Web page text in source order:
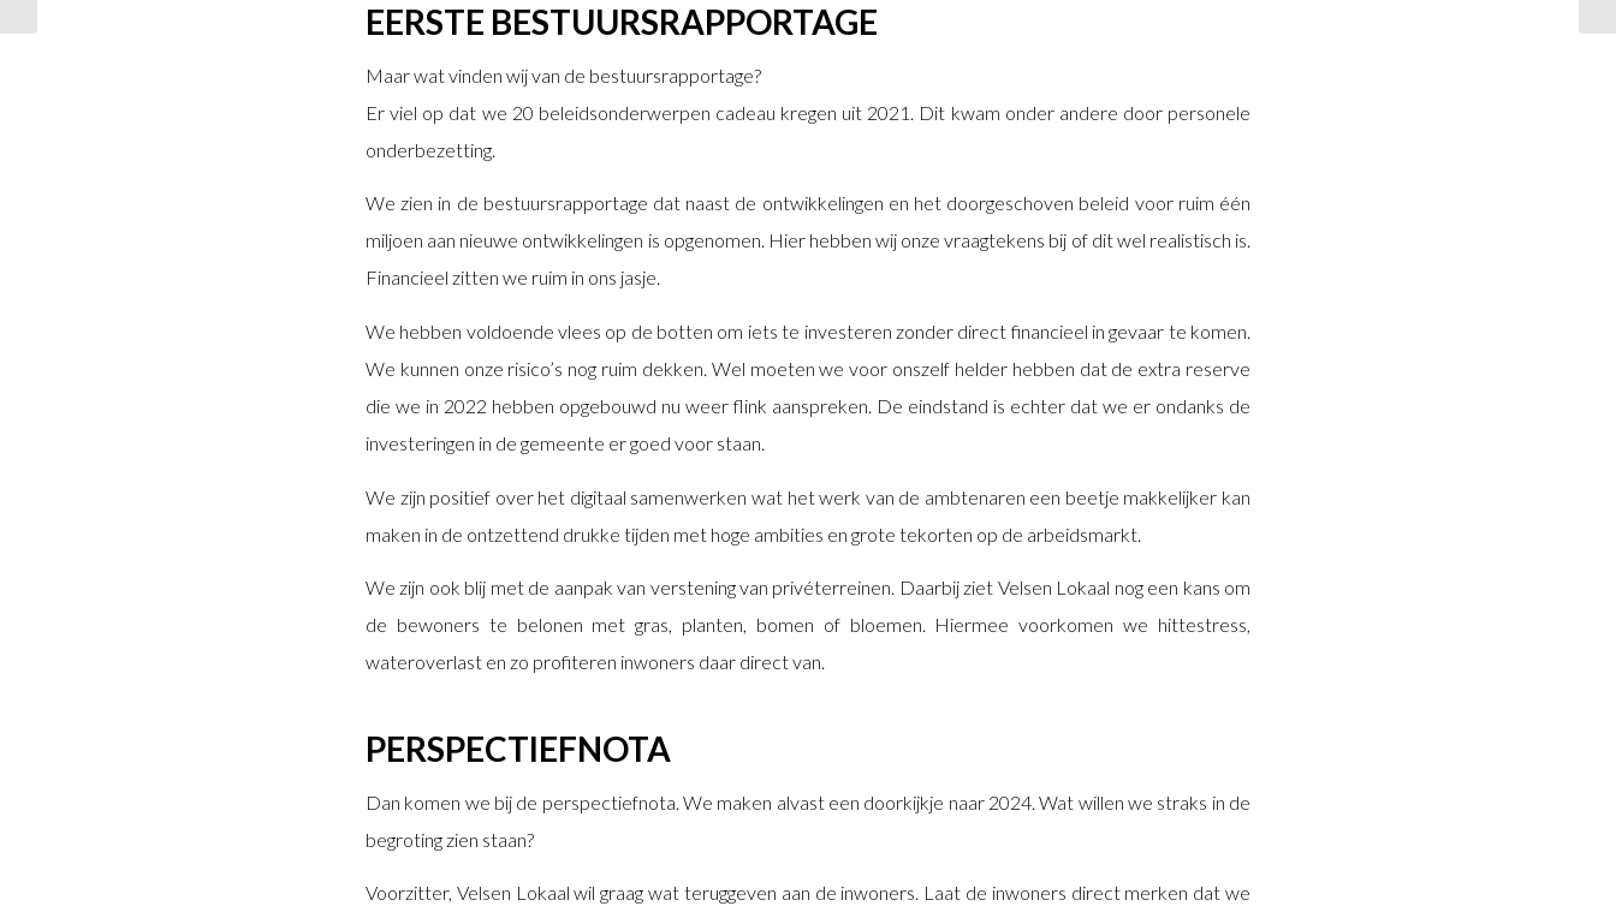
EERSTE BESTUURSRAPPORTAGE
Maar wat vinden wij van de bestuursrapportage?
Er viel op dat we 20 beleidsonderwerpen cadeau kregen uit 2021. Dit kwam onder andere door personele
onderbezetting.
We zien in de bestuursrapportage dat naast de ontwikkelingen en het doorgeschoven beleid voor ruim één
miljoen aan nieuwe ontwikkelingen is opgenomen. Hier hebben wij onze vraagtekens bij of dit wel realistisch is.
Financieel zitten we ruim in ons jasje.
We hebben voldoende vlees op de botten om iets te investeren zonder direct financieel in gevaar te komen.
We kunnen onze risico’s nog ruim dekken. Wel moeten we voor onszelf helder hebben dat de extra reserve
die we in 2022 hebben opgebouwd nu weer flink aanspreken. De eindstand is echter dat we er ondanks de
investeringen in de gemeente er goed voor staan.
We zijn positief over het digitaal samenwerken wat het werk van de ambtenaren een beetje makkelijker kan
maken in de ontzettend drukke tijden met hoge ambities en grote tekorten op de arbeidsmarkt.
We zijn ook blij met de aanpak van verstening van privéterreinen. Daarbij ziet Velsen Lokaal nog een kans om
de bewoners te belonen met gras, planten, bomen of bloemen. Hiermee voorkomen we hittestress,
wateroverlast en zo profiteren inwoners daar direct van.
PERSPECTIEFNOTA
Dan komen we bij de perspectiefnota. We maken alvast een doorkijkje naar 2024. Wat willen we straks in de
begroting zien staan?
Voorzitter, Velsen Lokaal wil graag wat teruggeven aan de inwoners. Laat de inwoners direct merken dat we